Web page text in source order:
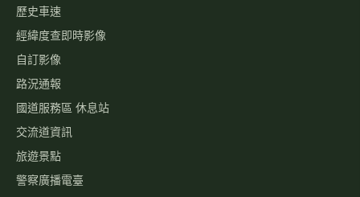
歷史車速
經緯度查即時影像
自訂影像
路況通報
國道服務區 休息站
交流道資訊
旅遊景點
警察廣播電臺